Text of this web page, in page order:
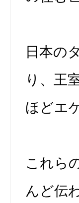
日本の
り、王
ほどエ
これら
んど伝